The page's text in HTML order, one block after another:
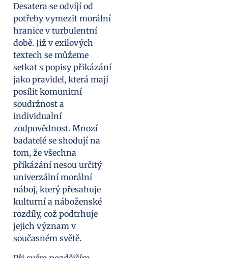
Desatera se odvíjí od
potřeby vymezit morální
hranice v turbulentní
době. Již v exilových
textech se můžeme
setkat s popisy přikázání
jako pravidel, která mají
posílit komunitní
soudržnost a
individualní
zodpovědnost. Mnozí
badatelé se shodují na
tom, že všechna
přikázání nesou určitý
univerzální morální
náboj, který přesahuje
kulturní a náboženské
rozdíly, což podtrhuje
jejich význam v
současném světě.